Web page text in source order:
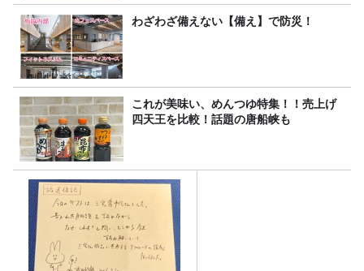
わざわざ備えない【備え】で防災！
これが美味い、めんつゆ特集！！売上げ
四天王を比較！話題の唐船峡も